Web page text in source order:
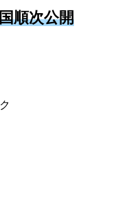
順次公開